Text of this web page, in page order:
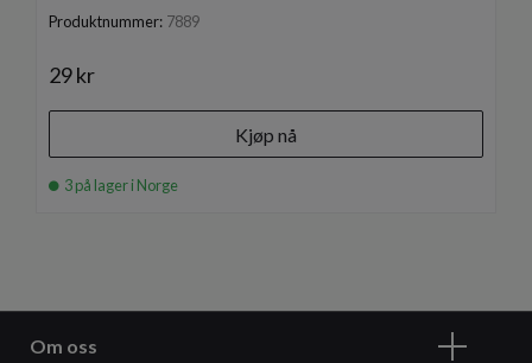
Produktnummer: 7889
29 kr
Kjøp nå
3 på lager i Norge
Om oss